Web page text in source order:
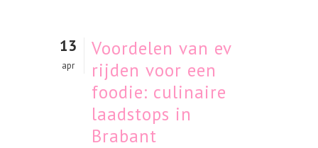
13
apr
Voordelen van ev
rijden voor een
foodie: culinaire
laadstops in
Brabant